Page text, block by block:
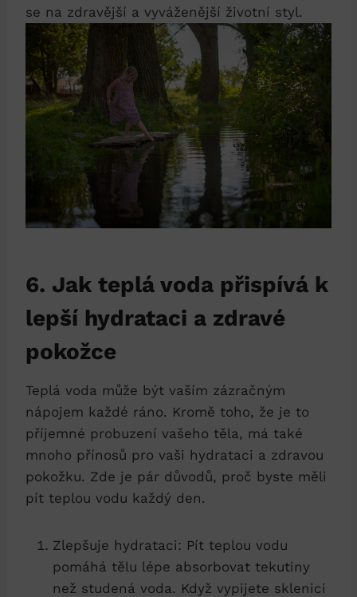
se na zdravější a vyváženější životní styl.
6. Jak teplá voda přispívá k
lepší hydrataci a zdravé
pokožce
Teplá voda může být vaším zázračným
nápojem každé ráno. Kromě toho, že je to
příjemné probuzení vašeho těla, má také
mnoho přínosů pro vaši hydrataci a zdravou
pokožku. Zde je pár důvodů, proč byste měli
pít teplou vodu každý den.
Zlepšuje hydrataci: Pít teplou vodu
pomáhá tělu lépe absorbovat tekutiny
než studená voda. Když vypijete sklenici